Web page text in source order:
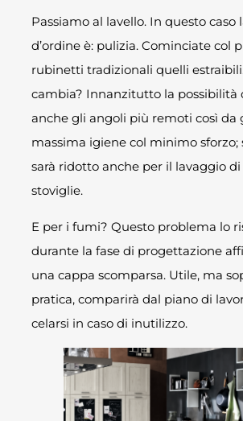
Passiamo al lavello. In questo caso
d’ordine è: pulizia. Cominciate col
rubinetti tradizionali quelli
cambia? Innanzitutto la possibilità
anche gli angoli più remoti così da
massima igiene col minimo sforzo;
sarà ridotto anche per il lavaggio
stoviglie.
E per i fumi? Questo problema lo
durante la fase di progettazione
una cappa scomparsa. Utile, ma
pratica, comparirà dal piano di
celarsi in caso di inutilizzo.